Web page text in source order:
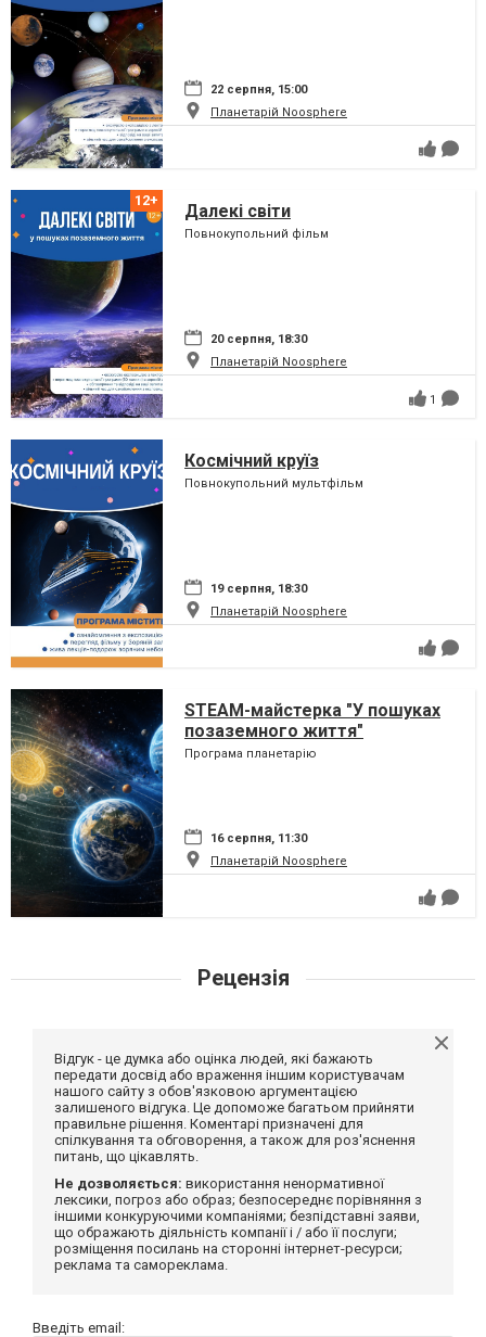
22 серпня, 15:00
Планетарій Noosphere
Далекі світи
Повнокупольний фільм
20 серпня, 18:30
Планетарій Noosphere
1
Космічний круїз
Повнокупольний мультфільм
19 серпня, 18:30
Планетарій Noosphere
STEAM-майстерка "У пошуках
позаземного життя"
Програма планетарію
16 серпня, 11:30
Планетарій Noosphere
Рецензія
Відгук - це думка або оцінка людей, які бажають
передати досвід або враження іншим користувачам
нашого сайту з обов'язковою аргументацією
залишеного відгука. Це допоможе багатьом прийняти
правильне рішення. Коментарі призначені для
спілкування та обговорення, а також для роз'яснення
питань, що цікавлять.
Не дозволяється: використання ненормативної
лексики, погроз або образ; безпосереднє порівняння з
іншими конкуруючими компаніями; безпідставні заяви,
що ображають діяльність компанії і / або її послуги;
розміщення посилань на сторонні інтернет-ресурси;
реклама та самореклама.
Введіть email: